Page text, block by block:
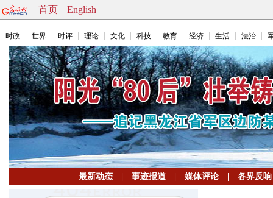
首页 English
时政 世界 时评 理论 文化 科技 教育 经济 生活 法治
最新动态 |事迹报道 |媒体评论 |各界反响